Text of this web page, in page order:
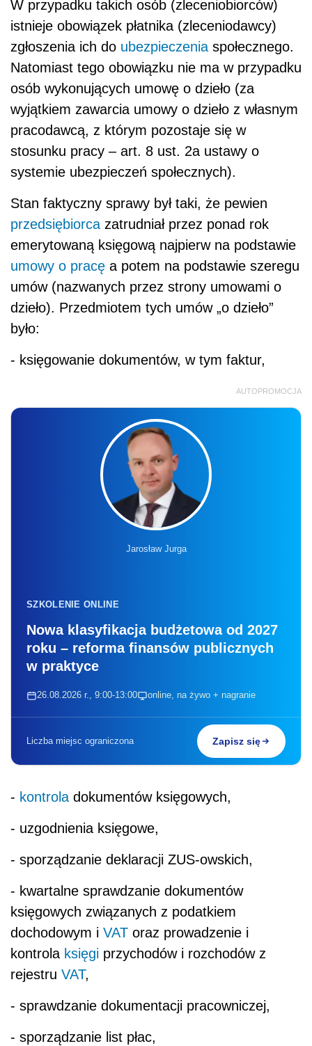
W przypadku takich osób (zleceniobiorców)
istnieje obowiązek płatnika (zleceniodawcy)
zgłoszenia ich do ubezpieczenia społecznego.
Natomiast tego obowiązku nie ma w przypadku
osób wykonujących umowę o dzieło (za
wyjątkiem zawarcia umowy o dzieło z własnym
pracodawcą, z którym pozostaje się w
stosunku pracy – art. 8 ust. 2a ustawy o
systemie ubezpieczeń społecznych).
Stan faktyczny sprawy był taki, że pewien
przedsiębiorca zatrudniał przez ponad rok
emerytowaną księgową najpierw na podstawie
umowy o pracę a potem na podstawie szeregu
umów (nazwanych przez strony umowami o
dzieło). Przedmiotem tych umów „o dzieło”
było:
- księgowanie dokumentów, w tym faktur,
AUTOPROMOCJA
Jarosław Jurga
SZKOLENIE ONLINE
Nowa klasyfikacja budżetowa od 2027
roku – reforma finansów publicznych
w praktyce
26.08.2026 r., 9:00-13:00 online, na żywo + nagranie
Liczba miejsc ograniczona Zapisz się
- kontrola dokumentów księgowych,
- uzgodnienia księgowe,
- sporządzanie deklaracji ZUS-owskich,
- kwartalne sprawdzanie dokumentów
księgowych związanych z podatkiem
dochodowym i VAT oraz prowadzenie i
kontrola księgi przychodów i rozchodów z
rejestru VAT,
- sprawdzanie dokumentacji pracowniczej,
- sporządzanie list płac,